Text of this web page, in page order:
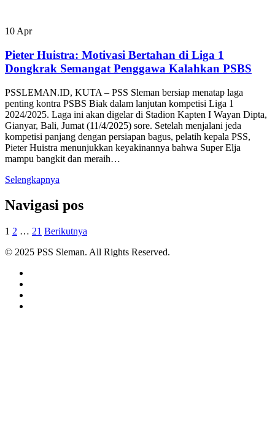
10 Apr
Pieter Huistra: Motivasi Bertahan di Liga 1
Dongkrak Semangat Penggawa Kalahkan PSBS
PSSLEMAN.ID, KUTA – PSS Sleman bersiap menatap laga
penting kontra PSBS Biak dalam lanjutan kompetisi Liga 1
2024/2025. Laga ini akan digelar di Stadion Kapten I Wayan Dipta,
Gianyar, Bali, Jumat (11/4/2025) sore. Setelah menjalani jeda
kompetisi panjang dengan persiapan bagus, pelatih kepala PSS,
Pieter Huistra menunjukkan keyakinannya bahwa Super Elja
mampu bangkit dan meraih…
Selengkapnya
Navigasi pos
1 2 … 21 Berikutnya
© 2025 PSS Sleman. All Rights Reserved.